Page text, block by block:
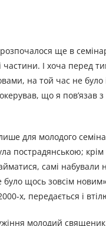
ще в
частини. І хоча перед
на той час не
що я
для молодого
пострадянською;
самі набували
було щось зовсім
х, передається і
молодий